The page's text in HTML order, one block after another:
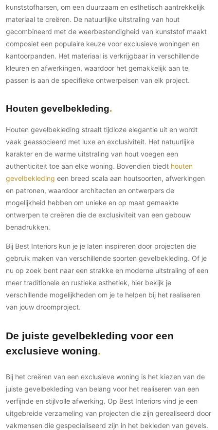
kunststofharsen, om een duurzaam en esthetisch aantrekkelijk
materiaal te creëren. De natuurlijke uitstraling van hout
gecombineerd met de weerbestendigheid van kunststof maakt
composiet een populaire keuze voor exclusieve woningen en
kantoorpanden. Het materiaal is verkrijgbaar in verschillende
kleuren en afwerkingen, waardoor het gemakkelijk aan te
passen is aan de specifieke ontwerpeisen van elk project.
Houten gevelbekleding
Houten gevelbekleding straalt tijdloze elegantie uit en wordt
vaak geassocieerd met luxe en exclusiviteit. Het natuurlijke
karakter en de warme uitstraling van hout voegen een
authenticiteit toe aan elke woning. Bovendien biedt houten
gevelbekleding een breed scala aan houtsoorten, afwerkingen
en patronen, waardoor architecten en ontwerpers de
mogelijkheid hebben om unieke en op maat gemaakte
ontwerpen te creëren die de exclusiviteit van een gebouw
benadrukken.
Bij Best Interiors kun je je laten inspireren door projecten die
gebruik maken van verschillende soorten gevelbekleding. Of je
nu op zoek bent naar een strakke en moderne uitstraling of een
meer traditionele en rustieke esthetiek, hier bekijk je
verschillende mogelijkheden om je te helpen bij het realiseren
van jouw droomproject.
De juiste gevelbekleding voor een
exclusieve woning
Bij het creëren van een exclusieve woning is het kiezen van de
juiste gevelbekleding van belang voor het realiseren van een
verfijnde en stijlvolle afwerking. Op Best Interiors vind je een
uitgebreide verzameling van projecten die zijn gerealiseerd door
vakmensen die gespecialiseerd zijn in het bekleden van gevels.